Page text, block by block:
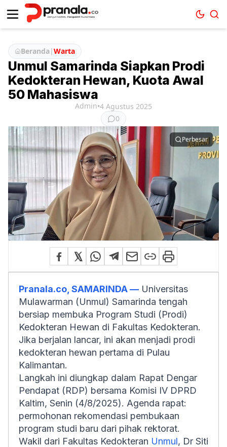
Beranda|Warta
Unmul Samarinda Siapkan Prodi
Kedokteran Hewan, Kuota Awal
50 Mahasiswa
Admin•4 Agustus 2025
0
Perbesar
Pranala.co, SAMARINDA — Universitas
Mulawarman (Unmul) Samarinda tengah
bersiap membuka Program Studi (Prodi)
Kedokteran Hewan di Fakultas Kedokteran.
Jika berjalan lancar, ini akan menjadi prodi
kedokteran hewan pertama di Pulau
Kalimantan.
Langkah ini diungkap dalam Rapat Dengar
Pendapat (RDP) bersama Komisi IV DPRD
Kaltim, Senin (4/8/2025). Agenda rapat:
permohonan rekomendasi pembukaan
program studi baru dari pihak rektorat.
Wakil dari Fakultas Kedokteran Unmul, Dr Siti